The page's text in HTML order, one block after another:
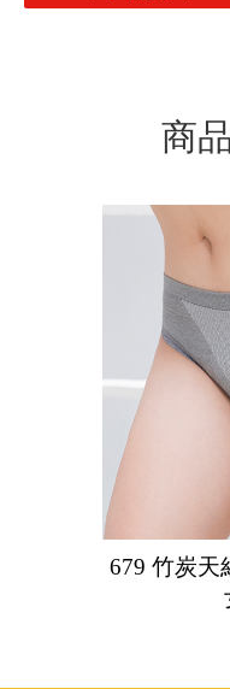
商
679 竹炭天